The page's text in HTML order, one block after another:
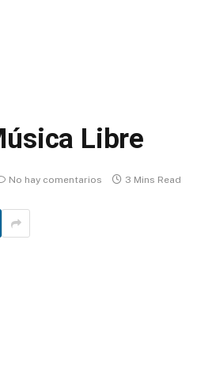
Libre
No hay comentarios 3 Mins Read